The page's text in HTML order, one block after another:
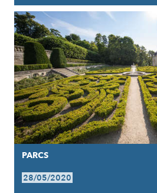
PARCS
28/05/2020